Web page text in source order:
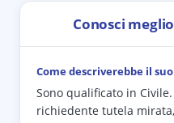
Conosci
Come descriverebbe il
Sono qualificato in
richiedente tutela